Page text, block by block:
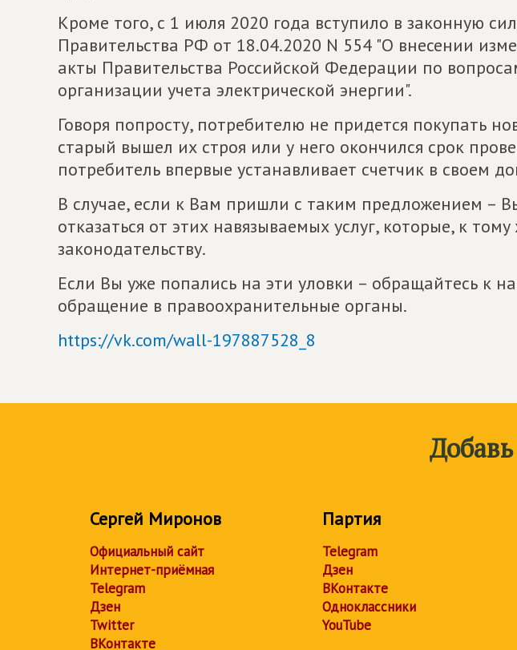
Кроме того, с 1 июля 2020 года вступило в законную
Правительства РФ от 18.04.2020 N 554 "О внесении
акты Правительства Российской Федерации по
организации учета электрической энергии".
Говоря попросту, потребителю не придется покупать
старый вышел их строя или у него окончился срок
потребитель впервые устанавливает счетчик в своем
В случае, если к Вам пришли с таким предложением –
отказаться от этих навязываемых услуг, которые, к
законодательству.
Если Вы уже попались на эти уловки – обращайтесь к
обращение в правоохранительные органы.
https://vk.com/wall-197887528_8
Сергей Миронов
Официальный сайт
Интернет-приёмная
Telegram
Дзен
Twitter
ВКонтакте
Партия
Telegram
Дзен
ВКонтакте
Одноклассники
YouTube